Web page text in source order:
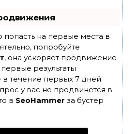
попасть на первые места в
попробуйте
, она ускоряет продвижение
результаты
течение первых 7 дней.
у вас не продвинется в
в SeoHammer за бустер